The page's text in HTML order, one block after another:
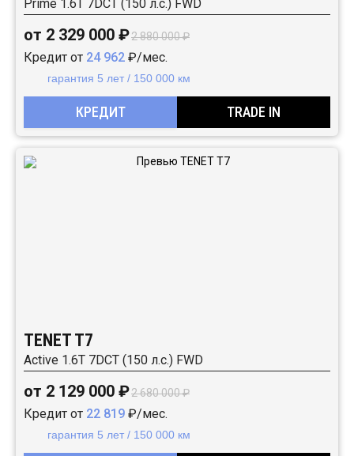
Prime 1.6T 7DCT (150 л.с.) FWD
от 2 329 000 ₽2 880 000 ₽
Кредит от 24 962 ₽/мес.
гарантия 5 лет / 150 000 км
КРЕДИТ TRADE IN
TENET T7
Active 1.6T 7DCT (150 л.с.) FWD
от 2 129 000 ₽2 680 000 ₽
Кредит от 22 819 ₽/мес.
гарантия 5 лет / 150 000 км